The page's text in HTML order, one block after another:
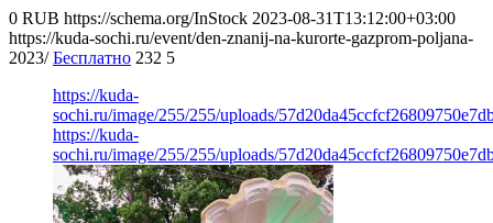
0 RUB https://schema.org/InStock 2023-08-31T13:12:00+03:00
https://kuda-sochi.ru/event/den-znanij-na-kurorte-gazprom-poljana-
2023/ Бесплатно 232 5
https://kuda-
sochi.ru/image/255/255/uploads/
https://kuda-
sochi.ru/image/255/255/uploads/